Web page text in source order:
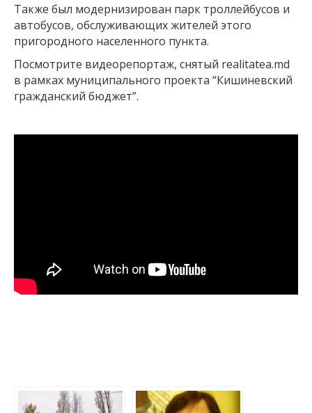
Также был модернизирован парк троллейбусов и
автобусов, обслуживающих жителей этого
пригородного населенного пункта.
Посмотрите видеорепортаж, снятый realitatea.md
в рамках муниципального проекта “Кишиневский
гражданский бюджет”.